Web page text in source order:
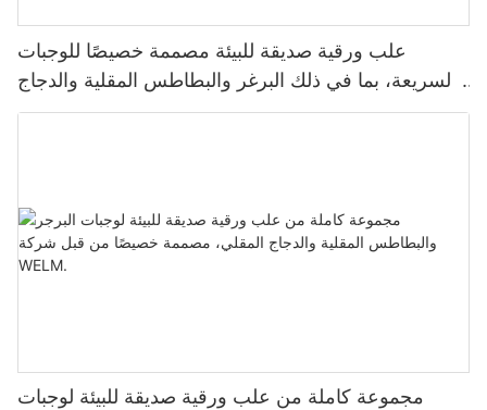
علب ورقية صديقة للبيئة مصممة خصيصًا للوجبات
السريعة، بما في ذلك البرغر والبطاطس المقلية والدجاج
المقلي
مجموعة كاملة من علب ورقية صديقة للبيئة لوجبات